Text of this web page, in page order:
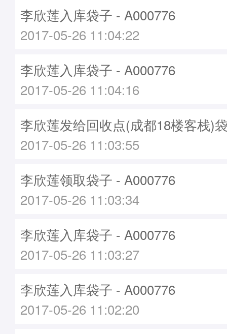
李欣莲入库袋子 - A000776
2017-05-26 11:04:22
李欣莲入库袋子 - A000776
2017-05-26 11:04:16
李欣莲发给回收点(成都18楼客栈)
2017-05-26 11:03:55
李欣莲领取袋子 - A000776
2017-05-26 11:03:34
李欣莲入库袋子 - A000776
2017-05-26 11:03:27
李欣莲入库袋子 - A000776
2017-05-26 11:02:20